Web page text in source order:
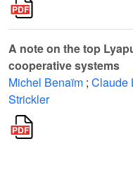
A note on the top
cooperative systems
Michel Benaïm ; Claude
Strickler